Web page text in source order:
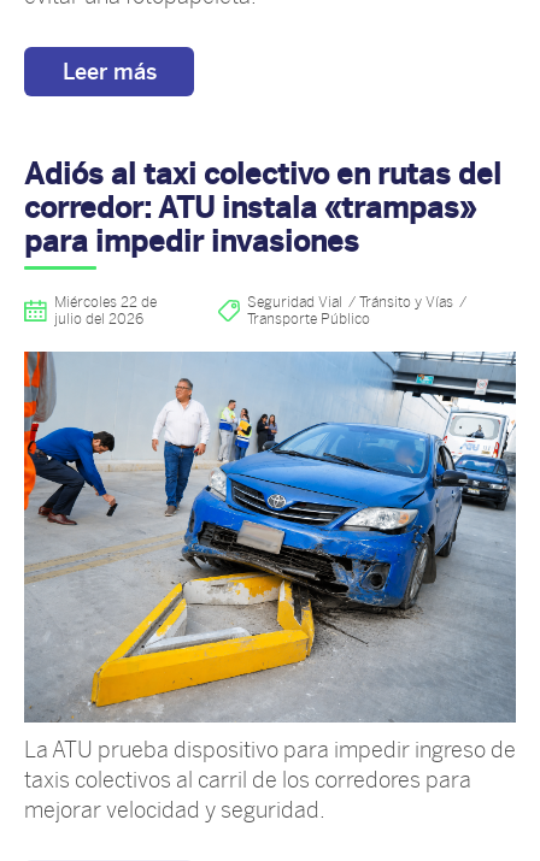
Leer más
Adiós al taxi colectivo en rutas del
corredor: ATU instala «trampas»
para impedir invasiones
Miércoles 22 de
julio del 2026
Seguridad Vial
Tránsito y Vías
Transporte Público
La ATU prueba dispositivo para impedir ingreso de
taxis colectivos al carril de los corredores para
mejorar velocidad y seguridad.